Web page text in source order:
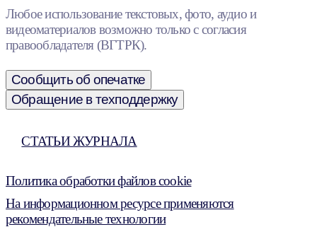
Любое использование текстовых, фото, аудио и
видеоматериалов возможно только с согласия
правообладателя (ВГТРК).
Сообщить об опечатке
Обращение в техподдержку
СТАТЬИ ЖУРНАЛА
Политика обработки файлов cookie
На информационном ресурсе применяются
рекомендательные технологии